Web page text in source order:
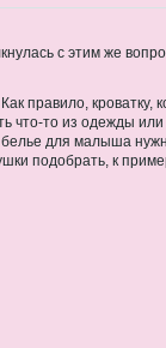
с этим же
Как правило,
что-то из одежды или
для малыша
подобрать, к